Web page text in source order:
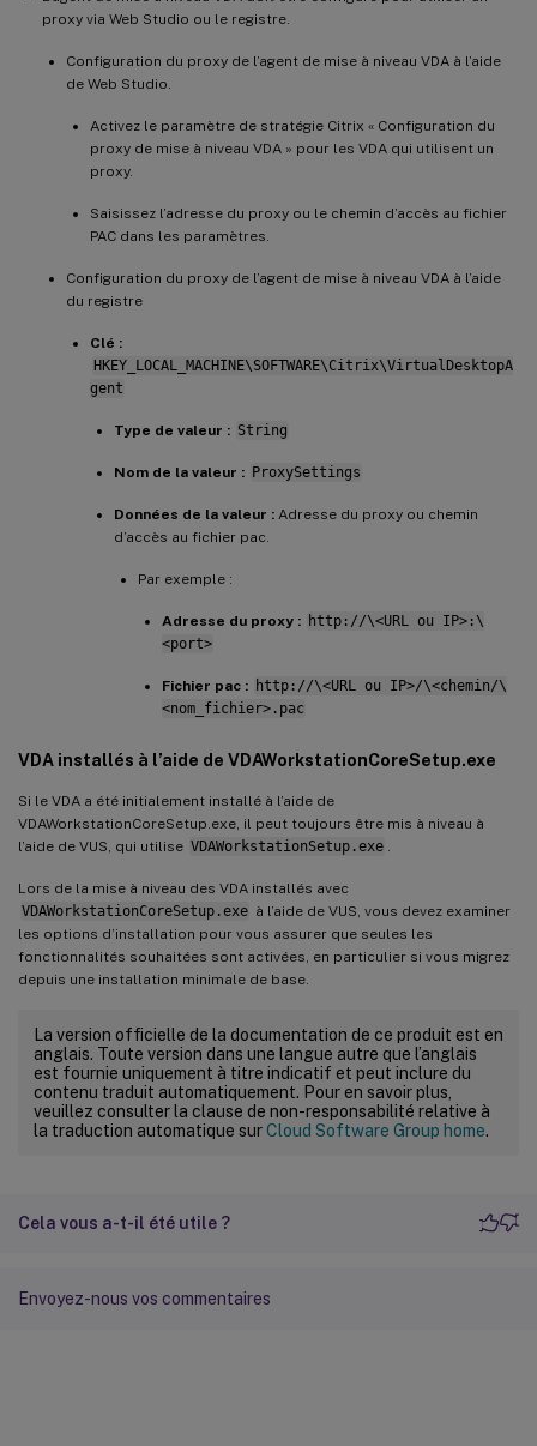
proxy via Web Studio ou le registre.
Configuration du proxy de l’agent de mise à niveau VDA à l’aide
de Web Studio.
Activez le paramètre de stratégie Citrix « Configuration du
proxy de mise à niveau VDA » pour les VDA qui utilisent un
proxy.
Saisissez l’adresse du proxy ou le chemin d’accès au fichier
PAC dans les paramètres.
Configuration du proxy de l’agent de mise à niveau VDA à l’aide
du registre
Clé :
HKEY_LOCAL_MACHINE\SOFTWARE\Citrix\VirtualDesktopA
gent
Type de valeur : String
Nom de la valeur : ProxySettings
Données de la valeur : Adresse du proxy ou chemin
d’accès au fichier pac.
Par exemple :
Adresse du proxy : http://\<URL ou IP>:\
<port>
Fichier pac : http://\<URL ou IP>/\<chemin/\
<nom_fichier>.pac
VDA installés à l’aide de VDAWorkstationCoreSetup.exe
Si le VDA a été initialement installé à l’aide de
VDAWorkstationCoreSetup.exe, il peut toujours être mis à niveau à
l’aide de VUS, qui utilise VDAWorkstationSetup.exe .
Lors de la mise à niveau des VDA installés avec
VDAWorkstationCoreSetup.exe à l’aide de VUS, vous devez examiner
les options d’installation pour vous assurer que seules les
fonctionnalités souhaitées sont activées, en particulier si vous migrez
depuis une installation minimale de base.
La version officielle de la documentation de ce produit est en
anglais. Toute version dans une langue autre que l’anglais
est fournie uniquement à titre indicatif et peut inclure du
contenu traduit automatiquement. Pour en savoir plus,
veuillez consulter la clause de non-responsabilité relative à
la traduction automatique surCloud Software Group home.
Cela vous a-t-il été utile ?
Envoyez-nous vos commentaires